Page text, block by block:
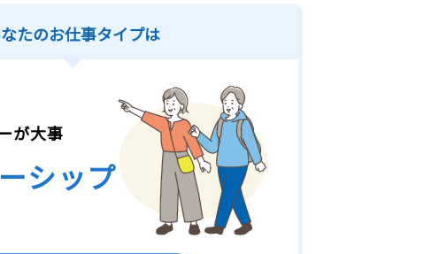
たのお仕事タイプは
が大事
シップ